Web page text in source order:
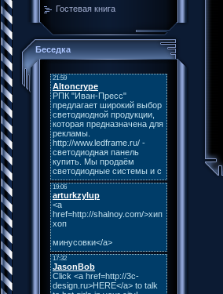
Гостевая книга
Беседка